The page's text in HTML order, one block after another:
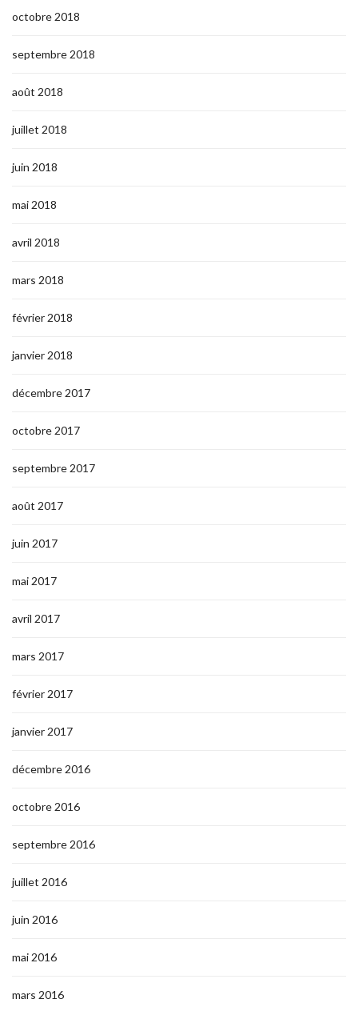
octobre 2018
septembre 2018
août 2018
juillet 2018
juin 2018
mai 2018
avril 2018
mars 2018
février 2018
janvier 2018
décembre 2017
octobre 2017
septembre 2017
août 2017
juin 2017
mai 2017
avril 2017
mars 2017
février 2017
janvier 2017
décembre 2016
octobre 2016
septembre 2016
juillet 2016
juin 2016
mai 2016
mars 2016